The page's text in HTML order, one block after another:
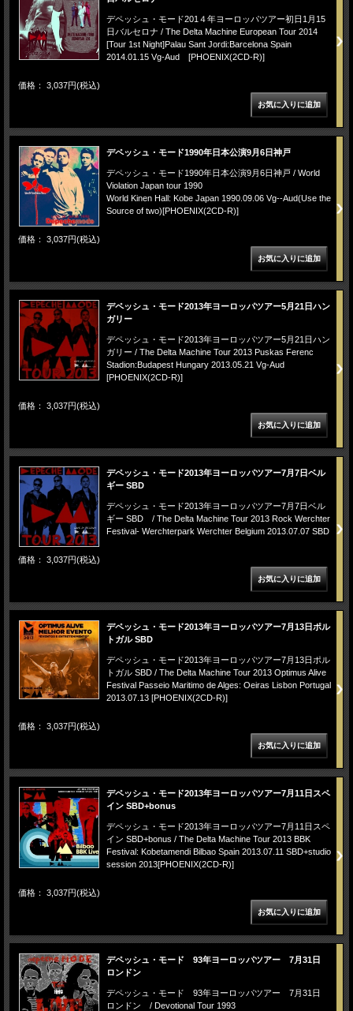
デペッシュ・モード201４年ヨーロッパツアー初日1月15
日バルセロナ / The Delta Machine European Tour 2014
[Tour 1st Night]Palau Sant Jordi:Barcelona Spain
2014.01.15 Vg-Aud [PHOENIX(2CD-R)]
価格： 3,037円(税込)
デペッシュ・モード1990年日本公演9月6日神戸
デペッシュ・モード1990年日本公演9月6日神戸 / World
Violation Japan tour 1990
World Kinen Hall: Kobe Japan 1990.09.06 Vg--Aud(Use the
Source of two)[PHOENIX(2CD-R)]
価格： 3,037円(税込)
デペッシュ・モード2013年ヨーロッパツアー5月21日ハン
ガリー
デペッシュ・モード2013年ヨーロッパツアー5月21日ハン
ガリー / The Delta Machine Tour 2013 Puskas Ferenc
Stadion:Budapest Hungary 2013.05.21 Vg-Aud
[PHOENIX(2CD-R)]
価格： 3,037円(税込)
デペッシュ・モード2013年ヨーロッパツアー7月7日ベル
ギー SBD
デペッシュ・モード2013年ヨーロッパツアー7月7日ベル
ギー SBD / The Delta Machine Tour 2013 Rock Werchter
Festival- Werchterpark Werchter Belgium 2013.07.07 SBD
価格： 3,037円(税込)
デペッシュ・モード2013年ヨーロッパツアー7月13日ポル
トガル SBD
デペッシュ・モード2013年ヨーロッパツアー7月13日ポル
トガル SBD / The Delta Machine Tour 2013 Optimus Alive
Festival Passeio Maritimo de Alges: Oeiras Lisbon Portugal
2013.07.13 [PHOENIX(2CD-R)]
価格： 3,037円(税込)
デペッシュ・モード2013年ヨーロッパツアー7月11日スペ
イン SBD+bonus
デペッシュ・モード2013年ヨーロッパツアー7月11日スペ
イン SBD+bonus / The Delta Machine Tour 2013 BBK
Festival: Kobetamendi Bilbao Spain 2013.07.11 SBD+studio
session 2013[PHOENIX(2CD-R)]
価格： 3,037円(税込)
デペッシュ・モード 93年ヨーロッパツアー 7月31日
ロンドン
デペッシュ・モード 93年ヨーロッパツアー 7月31日
ロンドン / Devotional Tour 1993